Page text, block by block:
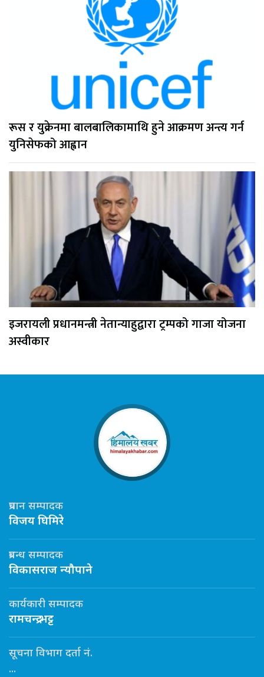
रूस र युक्रेनमा बालबालिकामाथि हुने आक्रमण अन्त्य गर्न
युनिसेफको आह्वान
इजरायली प्रधानमन्त्री नेतान्याहुद्वारा ट्रम्पको गाजा योजना
अस्वीकार
प्रधान सम्पादक
विजय घिमिरे
प्रबन्ध सम्पादक
विकासराज न्यौपाने
कार्यकारी सम्पादक
रामचन्द्र भट्ट
सूचना विभाग दर्ता नं.
...